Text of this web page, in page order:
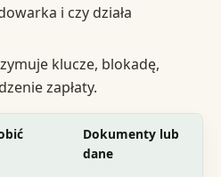
i czy działa
klucze, blokadę,
zapłaty.
Dokumenty lub
dane